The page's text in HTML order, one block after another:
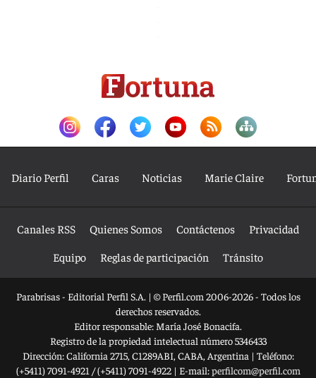
Diario Perfil Caras Noticias Marie Claire
Canales RSS Quienes Somos Contáctenos
Privacidad
Equipo
Reglas de participación Tránsito
Parabrisas - Editorial Perfil S.A. | © Perfil.com 2006-2026 - Todos los
derechos reservados.
Editor responsable: María José Bonacifa.
Registro de la propiedad intelectual número 5346433
Dirección:California 2715, C1289ABI, CABA, Argentina | Teléfono:
(+5411) 7091-4921 /(+5411) 7091-4922| E-mail:perfilcom@perfil.com